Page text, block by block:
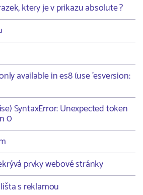
ktery je v prikazu absolute ?
available in es8 (use 'esversion:
SyntaxError: Unexpected token
0
prvky webové stránky
s reklamou